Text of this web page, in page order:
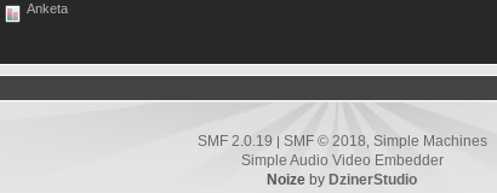
Anketa
SMF 2.0.19 | SMF © 2018 Simple Machines
Simple Audio Video Embedder
Noize by DzinerStudio